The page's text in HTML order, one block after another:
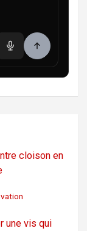
cloison en
une vis qui